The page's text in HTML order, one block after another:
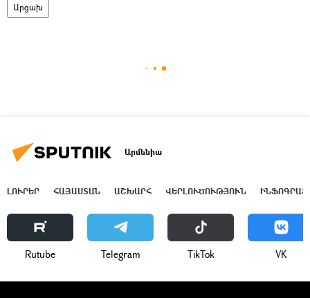
Արցախ
Արմենիա
ԼՈՒՐԵՐ ՀԱՅԱՍՏԱՆ ԱՇԽԱՐՀ ՎԵՐԼՈՒԾՈՒԹՅՈՒՆ
Rutube Telegram ТikТоk VK